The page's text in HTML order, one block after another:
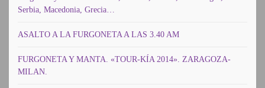
Serbia, Macedonia, Grecia…
ASALTO A LA FURGONETA A LAS 3.40 AM
FURGONETA Y MANTA. «TOUR-KÍA 2014». ZARAGOZA-
MILAN.